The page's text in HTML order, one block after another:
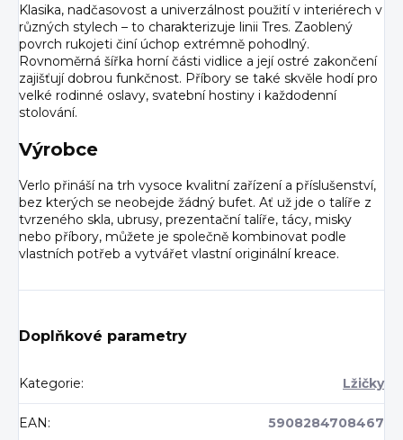
Klasika, nadčasovost a univerzálnost použití v interiérech v
různých stylech – to charakterizuje linii Tres. Zaoblený
povrch rukojeti činí úchop extrémně pohodlný.
Rovnoměrná šířka horní části vidlice a její ostré zakončení
zajišťují dobrou funkčnost. Příbory se také skvěle hodí pro
velké rodinné oslavy, svatební hostiny i každodenní
stolování.
Výrobce
Verlo přináší na trh vysoce kvalitní zařízení a příslušenství,
bez kterých se neobejde žádný bufet. Ať už jde o talíře z
tvrzeného skla, ubrusy, prezentační talíře, tácy, misky
nebo příbory, můžete je společně kombinovat podle
vlastních potřeb a vytvářet vlastní originální kreace.
Doplňkové parametry
Kategorie: Lžičky
EAN: 5908284708467